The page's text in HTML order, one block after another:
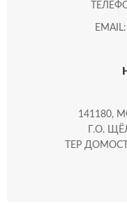
EMAIL:
141180,
Г.О.
ТЕР